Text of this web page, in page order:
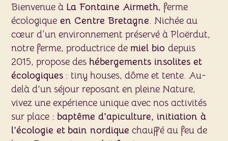
Bienvenue à La Fontaine Airmeth, ferme
écologique en Centre Bretagne. Nichée au
cœur d’un environnement préservé à Ploërdut,
notre ferme, productrice de miel biodepuis
2015, propose des hébergements insolites et
écologiques : tiny houses, dôme et tente. Au-
delà d'un séjour reposant en pleine Nature,
vivez une expérience unique avec nos activités
sur place : baptême d'apiculture, initiation à
l'écologie et bain nordique chauffé au feu de